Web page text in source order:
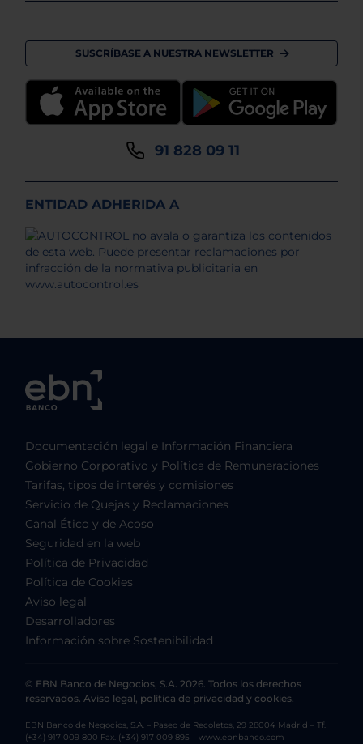
SUSCRÍBASE A NUESTRA NEWSLETTER
91 828 09 11
ENTIDAD ADHERIDA A
Documentación legal e Información Financiera
Gobierno Corporativo y Política de Remuneraciones
Tarifas, tipos de interés y comisiones
Servicio de Quejas y Reclamaciones
Canal Ético y de Acoso
Seguridad en la web
Política de Privacidad
Política de Cookies
Aviso legal
Desarrolladores
Información sobre Sostenibilidad
© EBN Banco de Negocios, S.A. 2026. Todos los derechos
reservados. Aviso legal, política de privacidad y cookies.
EBN Banco de Negocios, S.A. – Paseo de Recoletos, 29 28004 Madrid – Tf.
(+34) 917 009 800 Fax. (+34) 917 009 895 – www.ebnbanco.com –